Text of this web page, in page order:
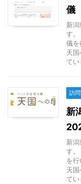
儀
新
す。
儀を
天
てい
訪
新
新
す。
を
天
てい